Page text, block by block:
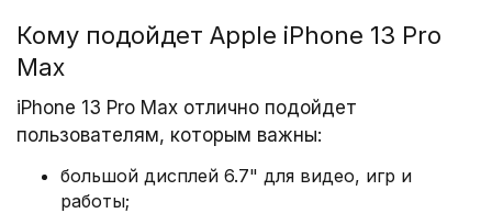
Дизайн и размеры
Корпус выполнен из закаленного стекла и
хирургической нержавеющей стали. Толщина
составляет 7,7 мм, вес — около 240 г. Защита
IP68 гарантирует устойчивость к воде и пыли.
Кому подойдет Apple iPhone 13 Pro
Max
iPhone 13 Pro Max отлично подойдет
пользователям, которым важны:
большой дисплей 6.7" для видео, игр и
работы;